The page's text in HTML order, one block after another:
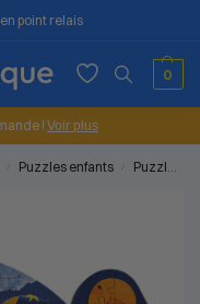
en point relais
0
! Voir plus
Puzzles enfants Puzzles pour enfants (5 à 7 ans)